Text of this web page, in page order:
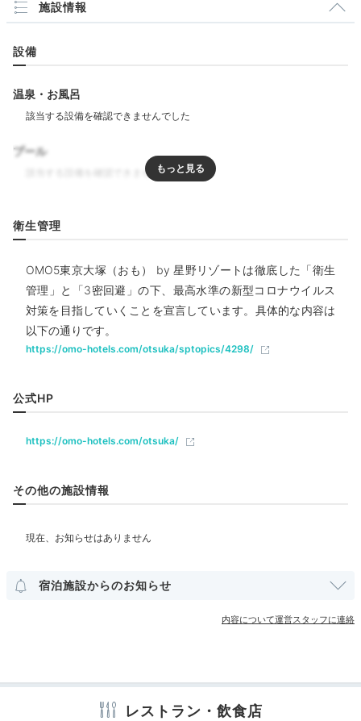
ける香りに食欲が止まりません♪
の「山水園」へ。大人気のようで行列していたけれどコ
スパ最強で本当に美味しかった！
21:00
OMOカフェで一杯
ラウンジで寛ぐ
でビール、ヨーグルト酒、スパークリング日本酒、焼き
施設情報
設備
温泉・お風呂
プール
飲食
バー
ベビー＆子供関連
部屋情報
ユニバーサルルーム
その他館内施設
テレビ 冷蔵庫 アイロン スリッパ
ドライヤー お茶セット
衛生管理
OMO5東京大塚（おも） by 星野リゾートは徹底した「衛生
管理」と「3密回避」の下、最高水準の新型コロナウイルス
対策を目指していくことを宣言しています。具体的な内容は
以下の通りです。
https://omo-hotels.com/otsuka/sptopics/4298/
公式HP
https://omo-hotels.com/otsuka/
その他の施設情報
宿泊施設からのお知らせ
内容について運営スタッフに連絡
レストラン・飲食店